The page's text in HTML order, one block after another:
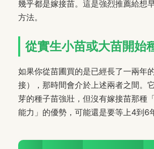
幾乎都是嫁接苗。這是強烈推薦給想
方法。
從實生小苗或大苗開始
如果你從苗圃買的是已經長了一兩年
接），那時間會介於上述兩者之間。
芽的種子苗強壯，但沒有嫁接苗那種
能力」的優勢，可能還是要等上4到6